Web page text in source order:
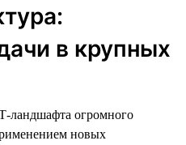
в крупных
ландшафта огромного
новых